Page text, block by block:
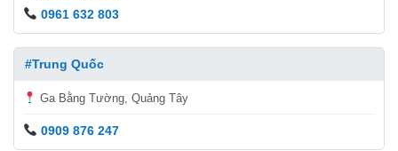
0961 632 803
#Trung Quốc
Ga Bằng Tường, Quảng Tây
0909 876 247